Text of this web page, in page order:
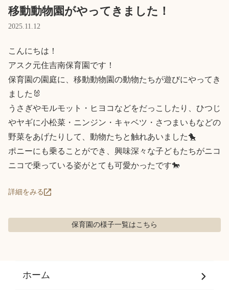
移動動物園がやってきました！
2025.11.12
こんにちは！
アスク元住吉南保育園です！
保育園の園庭に、移動動物園の動物たちが遊びにやってき
ました🐰
うさぎやモルモット・ヒヨコなどをだっこしたり、ひつじ
やヤギに小松菜・ニンジン・キャベツ・さつまいもなどの
野菜をあげたりして、動物たちと触れあいました🐤
ポニーにも乗ることができ、興味深々な子どもたちがニコ
ニコで乗っている姿がとても可愛かったです🐎
詳細をみる
保育園の様子一覧はこちら
ホーム